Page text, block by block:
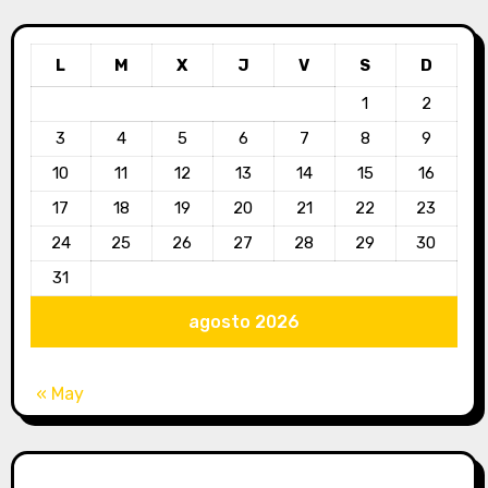
agosto 2026
L M X J V S
D
1
2
3
4 5 6 7 8
9
10
11 12 13 14 15
16
17
18 19 20 21 22
23
24
25 26 27 28 29
30
31
« May